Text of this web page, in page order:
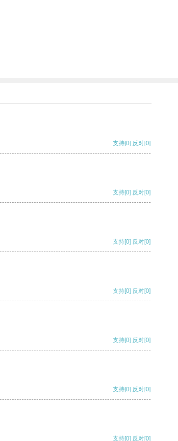
支持[0] 反对[0]
支持[0] 反对[0]
支持[0] 反对[0]
支持[0] 反对[0]
支持[0] 反对[0]
支持[0] 反对[0]
支持[0] 反对[0]